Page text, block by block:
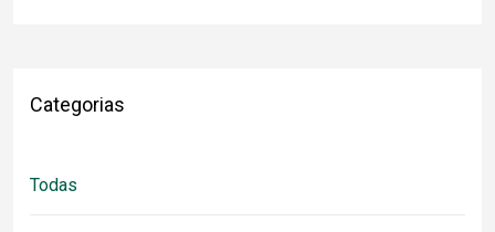
Categorias
Todas